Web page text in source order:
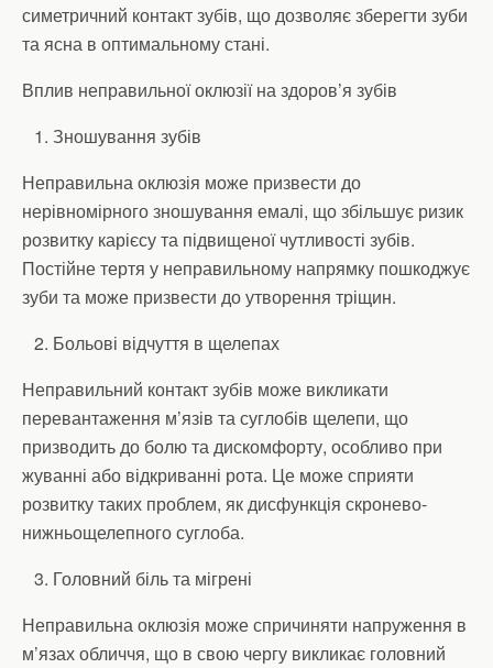
симетричний контакт зубів, що дозволяє зберегти зуби
та ясна в оптимальному стані.
Вплив неправильної оклюзії на здоров’я зубів
Зношування зубів
Неправильна оклюзія може призвести до
нерівномірного зношування емалі, що збільшує ризик
розвитку карієсу та підвищеної чутливості зубів.
Постійне тертя у неправильному напрямку пошкоджує
зуби та може призвести до утворення тріщин.
Больові відчуття в щелепах
Неправильний контакт зубів може викликати
перевантаження м’язів та суглобів щелепи, що
призводить до болю та дискомфорту, особливо при
жуванні або відкриванні рота. Це може сприяти
розвитку таких проблем, як дисфункція скронево-
нижньощелепного суглоба.
Головний біль та мігрені
Неправильна оклюзія може спричиняти напруження в
м’язах обличчя, що в свою чергу викликає головний